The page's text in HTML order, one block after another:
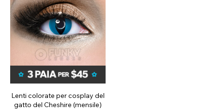
Lenti colorate per cosplay del
gatto del Cheshire (mensile)